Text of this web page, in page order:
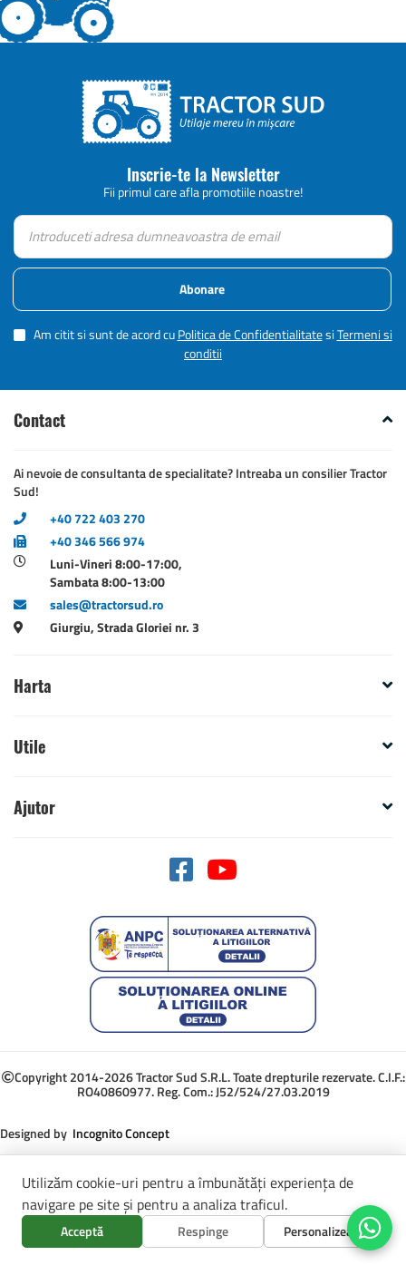
Inscrie-te la Newsletter
Fii primul care afla promotiile noastre!
Abonare
Am citit si sunt de acord cuPolitica de ConfidentialitatesiTermeni si
conditii
Contact
Ai nevoie de consultanta de specialitate? Intreaba un consilier Tractor
Sud!
+40 722 403 270
+40 346 566 974
Luni-Vineri 8:00-17:00,
Sambata 8:00-13:00
sales@tractorsud.ro
Giurgiu, Strada Gloriei nr. 3
Harta
Utile
Ajutor
Utilizăm cookie-uri pentru a îmbunătăți experiența de
navigare pe site și pentru a analiza traficul.
Acceptă Respinge Personalizează
Copyright 2014-2026 Tractor Sud S.R.L. Toate drepturile rezervate. C.I.F.:
RO40860977. Reg. Com.: J52/524/27.03.2019
Designed by Incognito Concept